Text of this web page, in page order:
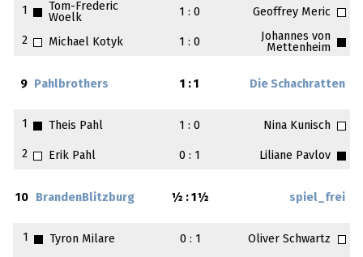
1
Tom-Frederic
Woelk
1 : 0 Geoffrey Meric
2 Michael Kotyk 1 : 0
Johannes von
Mettenheim
9 Pahlbrothers 1 : 1 Die Schachratten
1 Theis Pahl 1 : 0 Nina Kunisch
2 Erik Pahl 0 : 1 Liliane Pavlov
10 BrandenBlitzburg ½ : 1½ spiel_frei
1 Tyron Milare 0 : 1 Oliver Schwartz